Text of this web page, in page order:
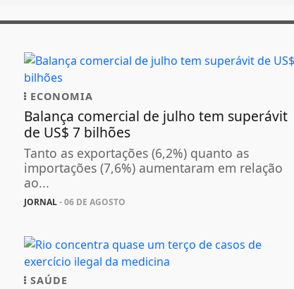
ECONOMIA
Balança comercial de julho tem superávit
de US$ 7 bilhões
Tanto as exportações (6,2%) quanto as
importações (7,6%) aumentaram em relação
ao...
JORNAL- 06 DE AGOSTO
SAÚDE